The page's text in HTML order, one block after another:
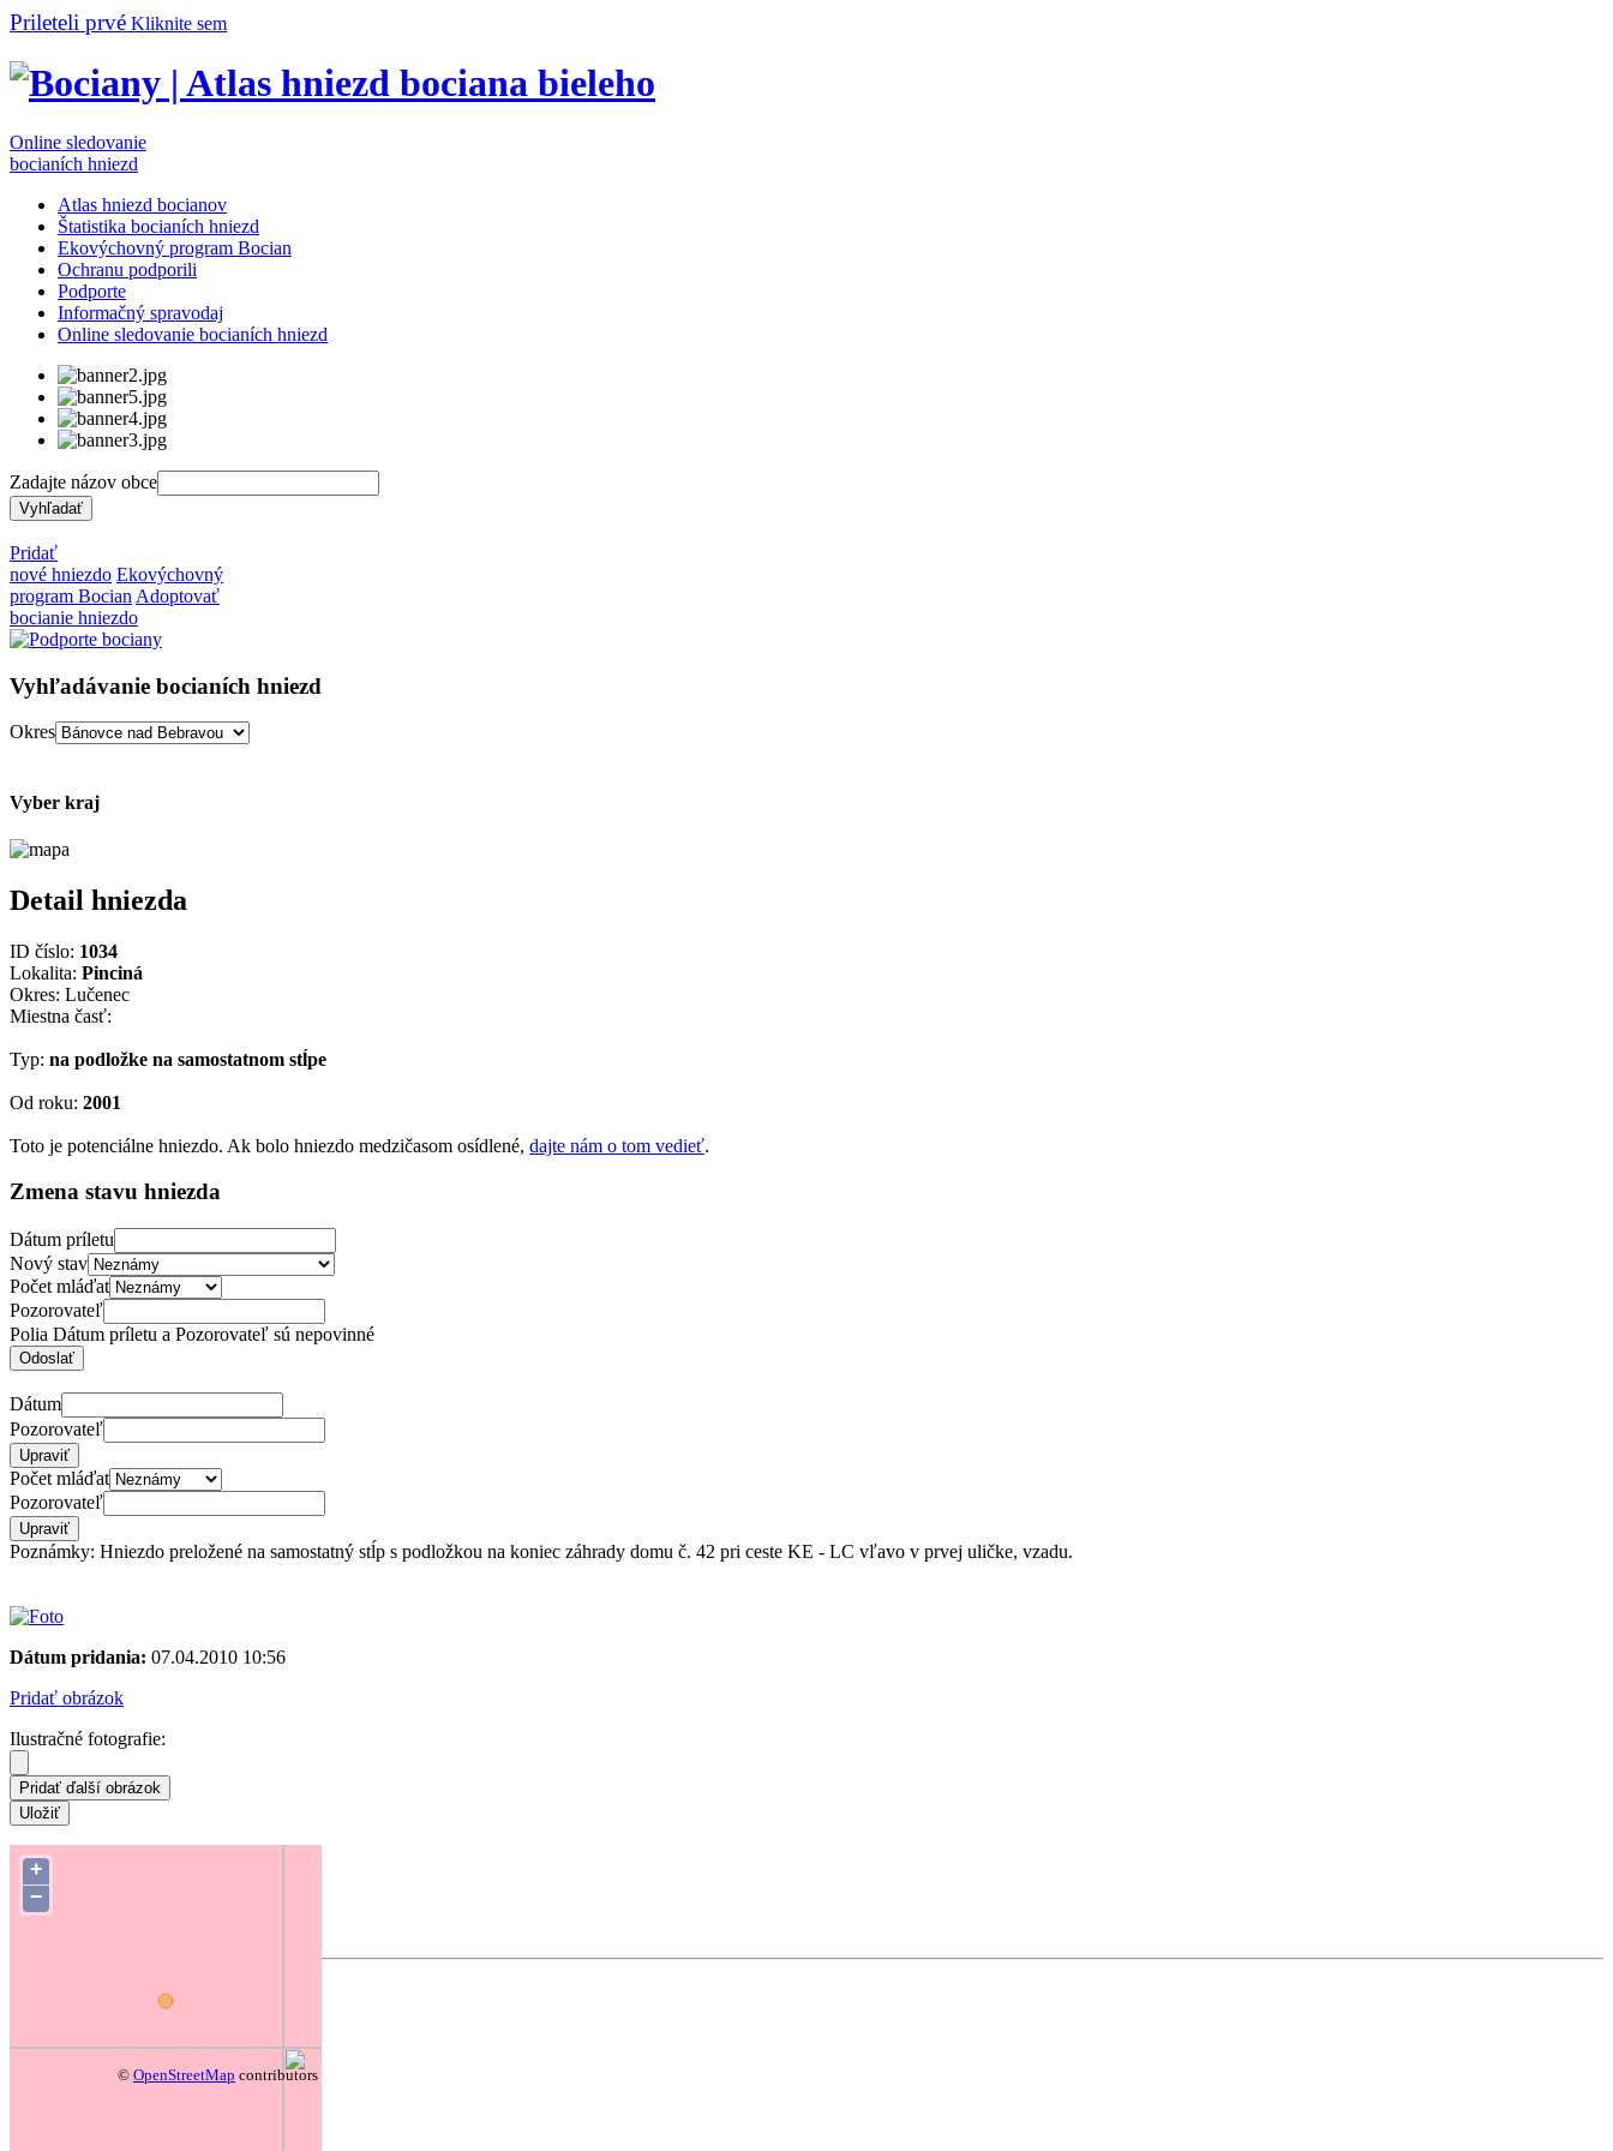
Prileteli prvé Kliknite sem
Online sledovanie
bocianích hniezd
Atlas hniezd bocianov
Štatistika bocianích hniezd
Ekovýchovný program Bocian
Ochranu podporili
Podporte
Informačný spravodaj
Online sledovanie bocianích hniezd
Zadajte názov obce
Pridať
nové hniezdo Ekovýchovný
program Bocian Adoptovať
bocianie hniezdo
Vyhľadávanie bocianích hniezd
Okres
Vyber kraj
Detail hniezda
ID číslo: 1034
Lokalita: Pinciná
Okres: Lučenec
Miestna časť:
Typ: na podložke na samostatnom stĺpe
Od roku: 2001
Toto je potenciálne hniezdo. Ak bolo hniezdo medzičasom osídlené, dajte nám o tom vedieť.
Zmena stavu hniezda
Dátum príletu
Nový stav
Počet mláďat
Pozorovateľ
Polia Dátum príletu a Pozorovateľ sú nepovinné
Dátum
Pozorovateľ
Počet mláďat
Pozorovateľ
Poznámky: Hniezdo preložené na samostatný stĺp s podložkou na koniec záhrady domu č. 42 pri ceste KE - LC vľavo v prvej uličke, vzadu.
Dátum pridania: 07.04.2010 10:56
Pridať obrázok
Ilustračné fotografie:
+
−
© OpenStreetMap contributors
Súradnice hniezda:
Zmeniť polohu na mape